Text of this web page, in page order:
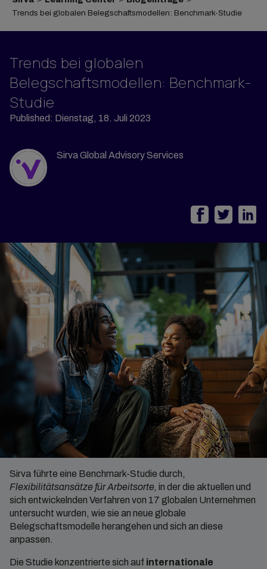
Trends bei globalen Belegschaftsmodellen: Benchmark-Studie
Trends bei globalen
Belegschaftsmodellen: Benchmark-
Studie
Published: Dienstag, 18. Juli 2023
Sirva Global Advisory Services
Sirva führte eine Benchmark-Studie durch,
Flexibilitätsansätze für Arbeitsorte, in der die aktuellen und
sich entwickelnden Verfahren von 17 globalen Unternehmen
untersucht wurden, wie sie an neue globale
Belegschaftsmodelle herangehen und sich an diese
anpassen.
Die Studie konzentrierte sich auf internationale